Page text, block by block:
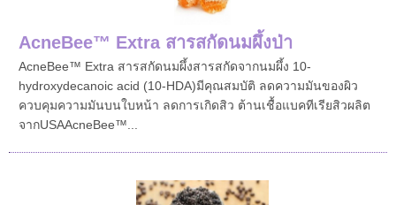
AcneBee™ Extra สารสกัดนมผึ้งป่า
AcneBee™ Extra สารสกัดนมผึ้งสารสกัดจากนมผึ้ง 10-
hydroxydecanoic acid (10-HDA) มีคุณสมบัติ ลดความมันของผิว
ควบคุมความมันบนใบหน้า ลดการเกิดสิว ต้านเชื้อแบคทีเรียสิวผลิต
จากUSAAcneBee™...